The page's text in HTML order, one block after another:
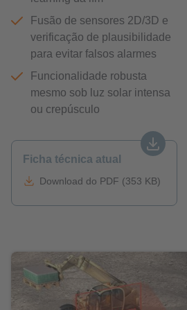
Fusão de sensores 2D/3D e
verificação de plausibilidade
para evitar falsos alarmes
Funcionalidade robusta
mesmo sob luz solar intensa
ou crepúsculo
Ficha técnica atual
Download do PDF (353 KB)